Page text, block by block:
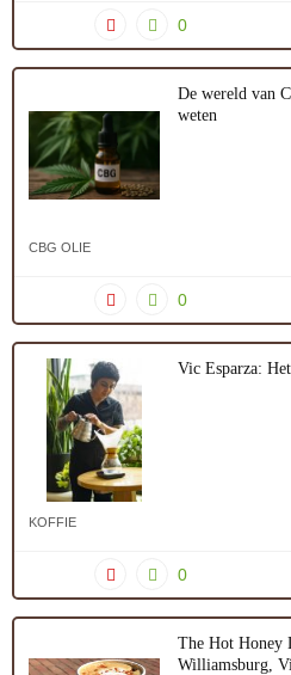
0
De wereld van
weten
CBG OLIE
0
Vic Esparza:
KOFFIE
0
The Hot Honey
Williamsburg,